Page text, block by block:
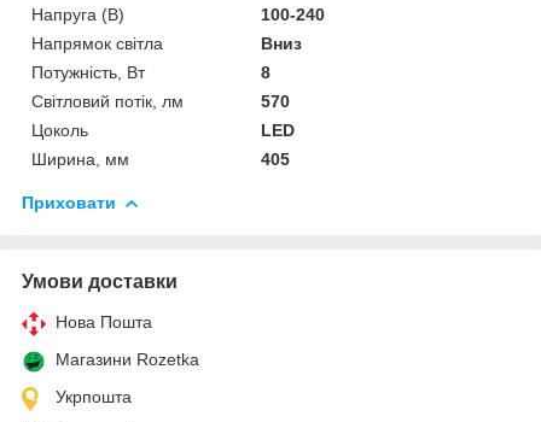
Напруга (В)
100-240
Напрямок світла
Вниз
Потужність, Вт
8
Світловий потік, лм
570
Цоколь
LED
Ширина, мм
405
Приховати
Умови доставки
Нова Пошта
Магазини Rozetka
Укрпошта